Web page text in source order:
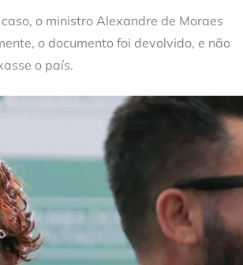
o ministro Alexandre de Moraes
o documento foi devolvido, e não
o país.